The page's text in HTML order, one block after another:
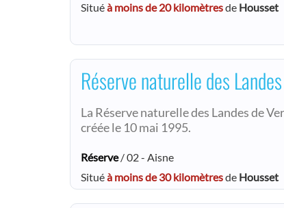
Situéà moins de 20 kilomètresde Housset
Réserve naturelle des
La Réserve naturelle des Landes de
créée le 10 mai 1995.
Réserve/ 02 - Aisne
Situéà moins de 30 kilomètresde Housset